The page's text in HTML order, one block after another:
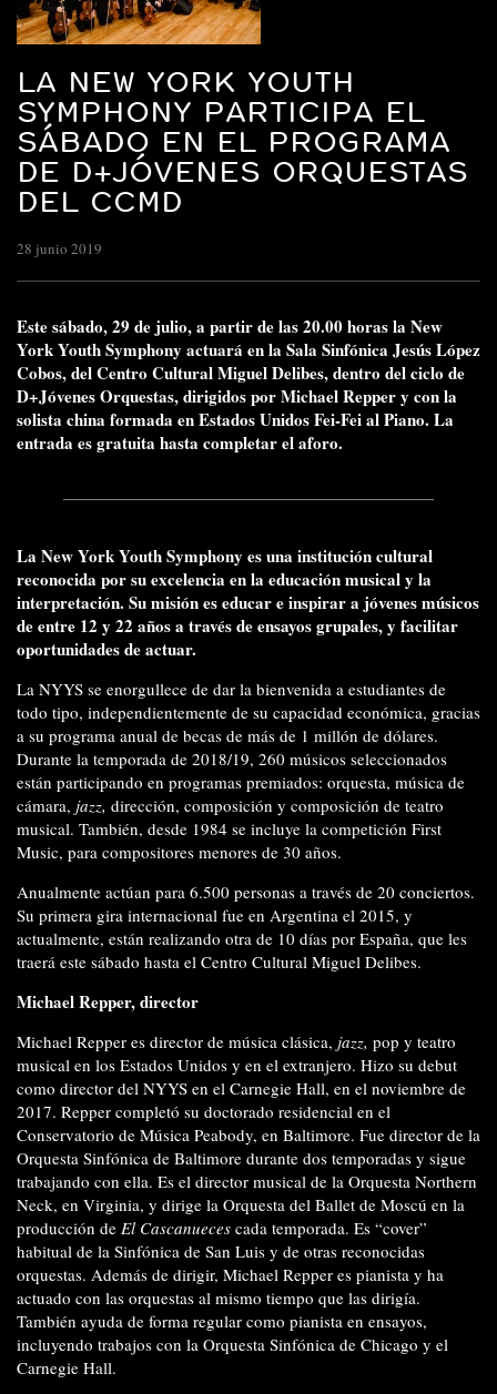
LA NEW YORK YOUTH
SYMPHONY PARTICIPA EL
SÁBADO EN EL PROGRAMA
DE D+JÓVENES ORQUESTAS
DEL CCMD
28 junio 2019
Este sábado, 29 de julio, a partir de las 20.00 horas la New
York Youth Symphony actuará en la Sala Sinfónica Jesús López
Cobos, del Centro Cultural Miguel Delibes, dentro del ciclo de
D+Jóvenes Orquestas, dirigidos por Michael Repper y con la
solista china formada en Estados Unidos Fei-Fei al Piano. La
entrada es gratuita hasta completar el aforo.
La New York Youth Symphony es una institución cultural
reconocida por su excelencia en la educación musical y la
interpretación. Su misión es educar e inspirar a jóvenes músicos
de entre 12 y 22 años a través de ensayos grupales, y facilitar
oportunidades de actuar.
La NYYS se enorgullece de dar la bienvenida a estudiantes de
todo tipo, independientemente de su capacidad económica, gracias
a su pro­grama anual de becas de más de 1 millón de dólares.
Durante la temporada de 2018/19, 260 músicos seleccionados
están parti­cipando en programas premiados: orquesta, música de
cámara, jazz, di­rección, composición y composición de teatro
musical. También, desde 1984 se incluye la competición First
Music, para compositores menores de 30 años.
Anualmente actúan para 6.500 personas a través de 20 conciertos.
Su primera gira internacional fue en Argentina el 2015, y
actualmente, están realizando otra de 10 días por España, que les
traerá este sábado hasta el Centro Cultural Miguel Delibes.
Michael Repper, director
Michael Repper es director de música clásica, jazz, pop y teatro
musical en los Estados Unidos y en el extranjero. Hizo su debut
como director del NYYS en el Carnegie Hall, en el noviembre de
2017. Repper completó su doctorado residencial en el
Conservatorio de Música Peabody, en Baltimore. Fue director de la
Orquesta Sinfónica de Baltimore durante dos temporadas y sigue
trabajando con ella. Es el director musical de la Orquesta Northern
Neck, en Virginia, y dirige la Orquesta del Ballet de Moscú en la
producción de El Cascanueces cada temporada. Es “cover”
habitual de la Sinfónica de San Luis y de otras reconocidas
orquestas. Además de dirigir, Michael Repper es pianista y ha
actuado con las orquestas al mismo tiempo que las dirigía.
También ayuda de forma regular como pianista en ensayos,
incluyendo trabajos con la Orques­ta Sinfónica de Chicago y el
Carnegie Hall.